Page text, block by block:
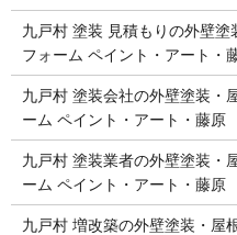
九戸村 塗装 見積もりの外壁塗
フォーム ペイント・アート・
九戸村 塗装会社の外壁塗装・
ーム ペイント・アート・藤原
九戸村 塗装業者の外壁塗装・
ーム ペイント・アート・藤原
九戸村 増改築の外壁塗装・屋